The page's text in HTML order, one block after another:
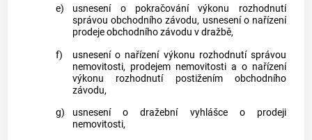
e)
usnesení o pokračování výkonu rozhodnutí
správouobchodního závodu, usnesení o nařízení
prodejeobchodního závodu v dražbě,
f)
usnesení o nařízení výkonu rozhodnutí správou
nemovitosti, prodejem nemovitosti a o nařízení
výkonu rozhodnutí postižením obchodního
závodu,
g)
usnesení o dražební vyhlášce o prodeji
nemovitosti,